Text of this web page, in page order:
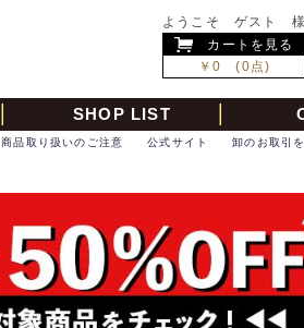
ようこそ ゲスト 様
カートを見る
￥0 (0点)
SHOP LIST
卸のお取引
公式サイト
商品取り扱いのご注意